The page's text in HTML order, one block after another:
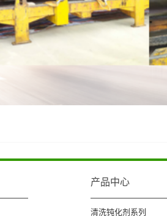
产品中心
清洗钝化剂系列